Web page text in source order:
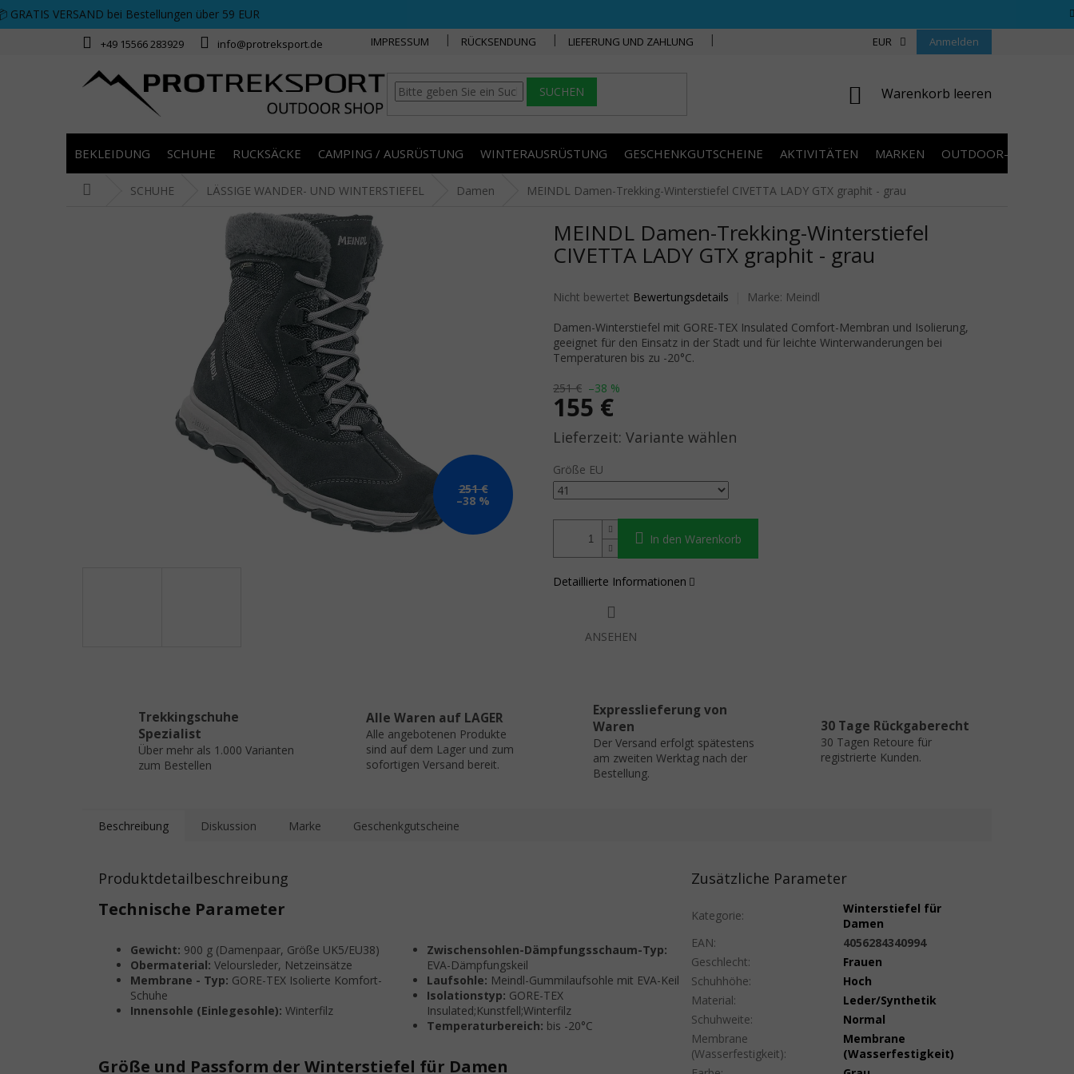
Zum Inhalt springen
GRATIS VERSAND bei Bestellungen über 59 EUR
+49 15566 283929 info@protreksport.de IMPRESSUM RÜCKSENDUNG LIEFERUNG UND ZAHLUNG ÜBER UNS COOKIES
EUR Anmelden
SUCHEN WARENKORB
Warenkorb leeren
BEKLEIDUNG SCHUHE RUCKSÄCKE CAMPING / AUSRÜSTUNG WINTERAUSRÜSTUNG GESCHENKGUTSCHEINE AKTIVITÄTEN MARKEN OUTDOOR-
StartseiteSCHUHE LÄSSIGE WANDER- UND WINTERSTIEFEL Damen MEINDL Damen-Trekking-Winterstiefel CIVETTA LADY GTX graphit - grau
251 €
–38 %
MEINDL Damen-Trekking-Winterstiefel
CIVETTA LADY GTX graphit - grau
Die durchschnittliche Produktbewertung ist 0,0 von 5 Sternen.
Nicht bewertet Bewertungsdetails Marke: Meindl
251 € –38 %
155 €
Verkaufspreis: Variante wählen
Größe EU
In den Warenkorb
Damen-Winterstiefel mit GORE-TEX Insulated Comfort-Membran und Isolierung,
geeignet für den Einsatz in der Stadt und für leichte Winterwanderungen bei
Temperaturen bis zu -20°C.
Detaillierte Informationen
ANSEHEN
Trekkingschuhe
Spezialist
Über mehr als 1.000 Varianten
zum Bestellen
Alle Waren auf LAGER
Alle angebotenen Produkte
sind auf dem Lager und zum
sofortigen Versand bereit.
Expresslieferung von
Waren
Der Versand erfolgt spätestens
am zweiten Werktag nach der
Bestellung.
30 Tage Rückgaberecht
30 Tagen Retoure für
registrierte Kunden.
Beschreibung Diskussion Marke Geschenkgutscheine
Produktdetailbeschreibung
Technische Parameter
Gewicht: 900 g (Damenpaar, Größe UK5/EU38)
Obermaterial: Veloursleder, Netzeinsätze
Membrane - Typ: GORE-TEX Isolierte Komfort-
Schuhe
Innensohle (Einlegesohle): Winterfilz
Zwischensohlen-Dämpfungsschaum-Typ:
EVA-Dämpfungskeil
Laufsohle: Meindl-Gummilaufsohle mit EVA-Keil
Isolationstyp: GORE-TEX
Insulated;Kunstfell;Winterfilz
Temperaturbereich: bis -20°C
Größe und Passform der Winterstiefel für Damen
Zusätzliche Parameter
Kategorie:
Winterstiefel für
Damen
EAN:
4056284340994
Geschlecht:
Frauen
Schuhhöhe:
Hoch
Material:
Leder/Synthetik
Schuhweite:
Normal
Membrane
(Wasserfestigkeit):
Membrane
(Wasserfestigkeit)